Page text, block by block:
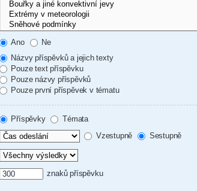
Ano
Ne
Názvy příspěvků a jejich texty
Pouze text příspěvku
Pouze názvy příspěvků
Pouze první příspěvek v tématu
Příspěvky
Témata
Vzestupně Sestupně
znaků příspěvku